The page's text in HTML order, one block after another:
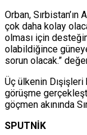
Orban,
çok daha kolay
olması için
olabildiğince
sorun olacak.”
Üç ülkenin Dışişleri
görüşme
göçmen akınında
SPUTNİK